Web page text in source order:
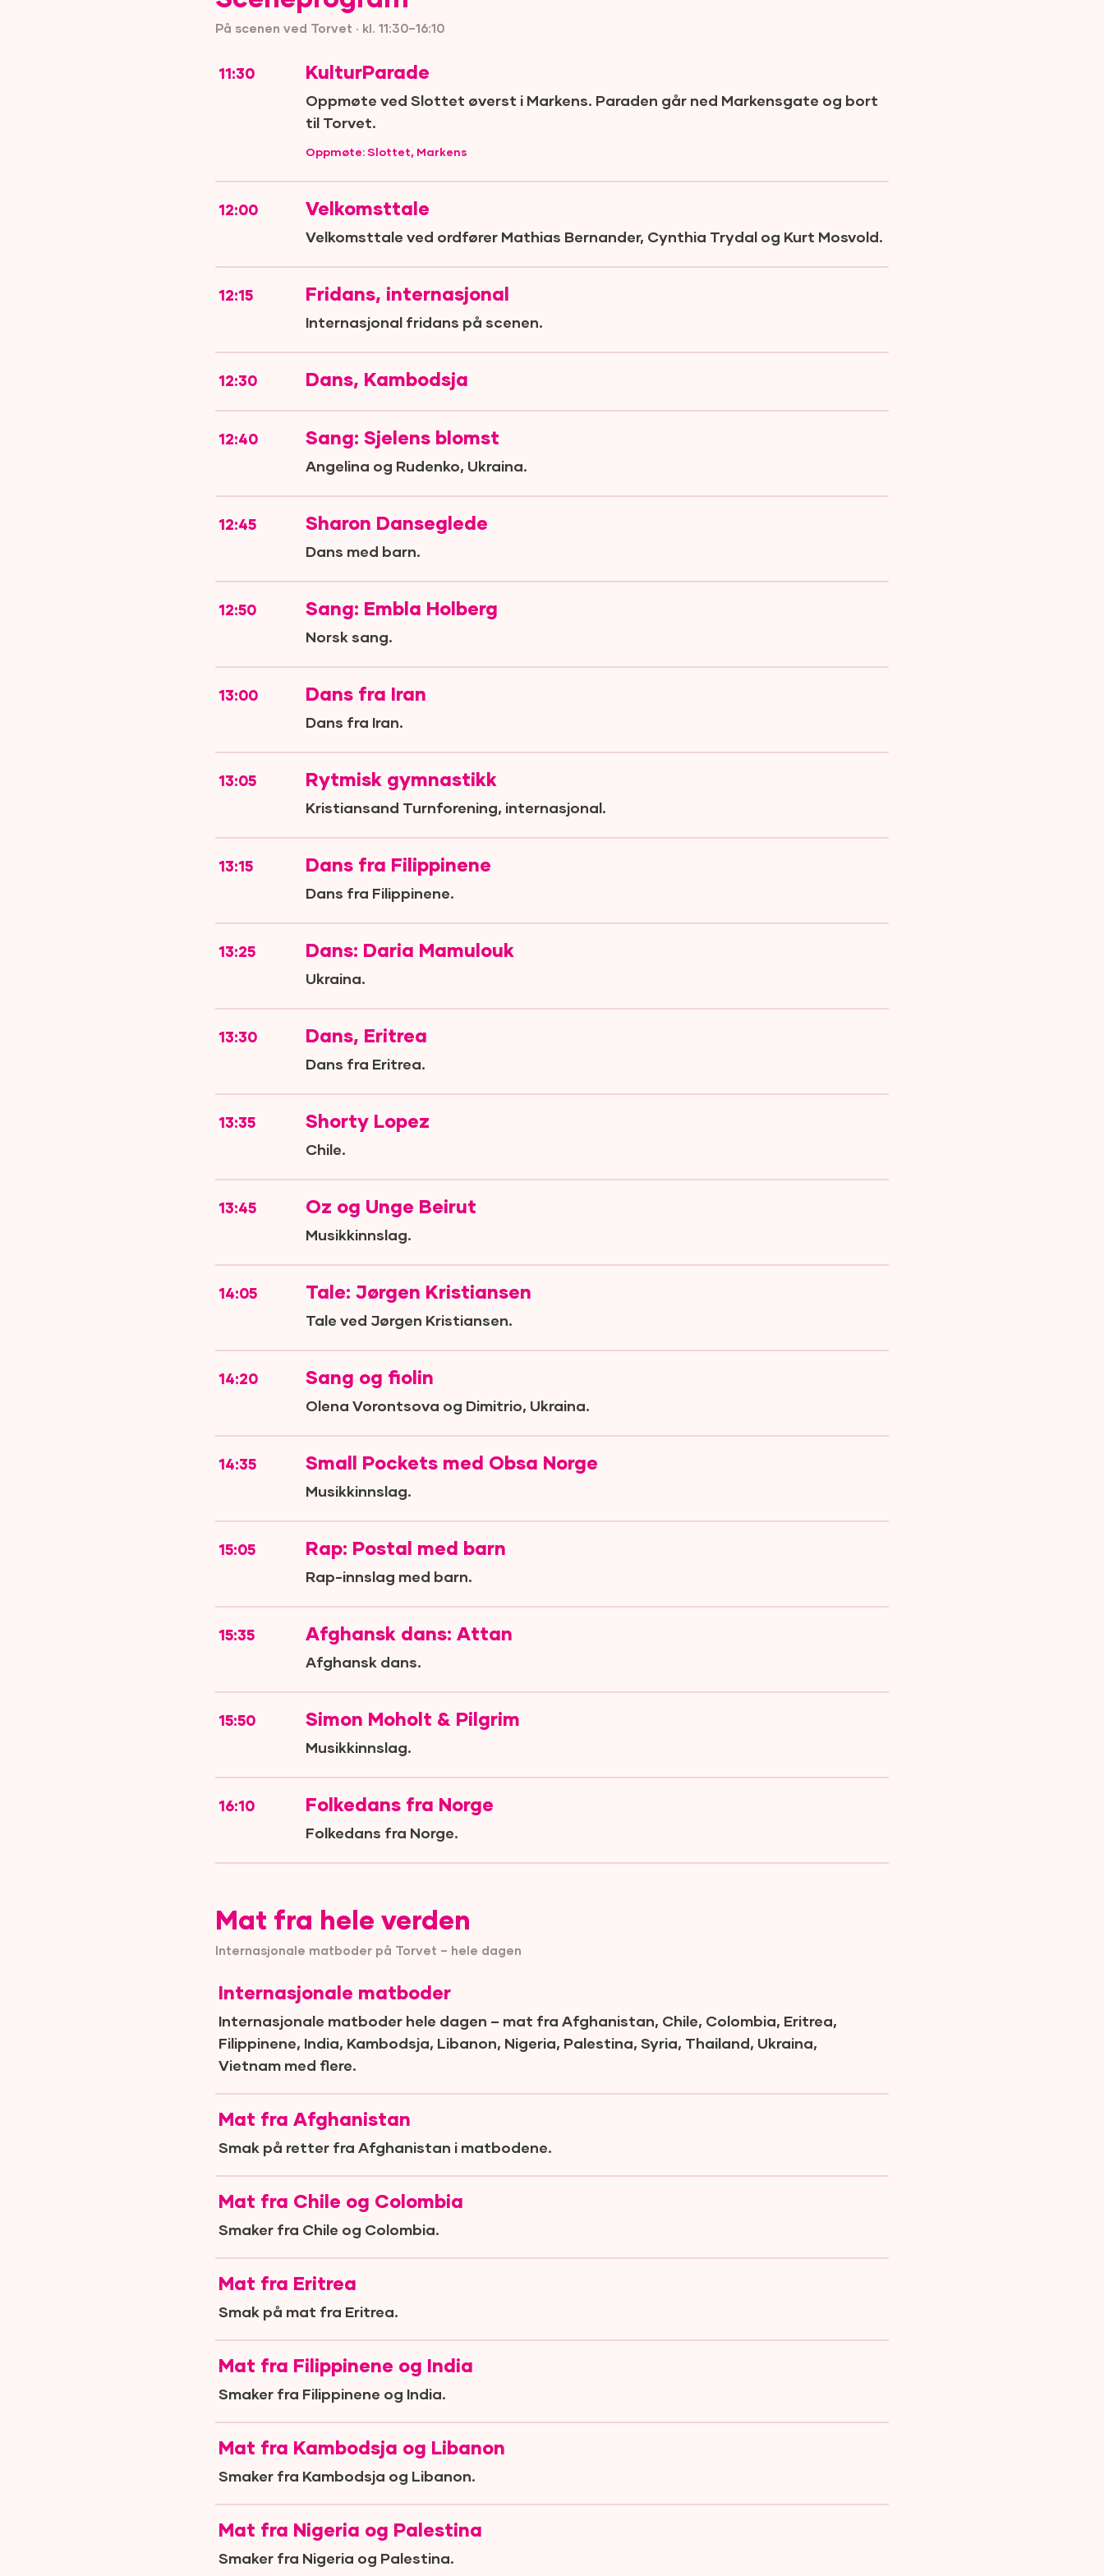
På scenen ved Torvet · kl. 11:30–16:10
11:30 KulturParade
Oppmøte ved Slottet øverst i Markens. Paraden går ned Markensgate og bort
til Torvet.
Oppmøte: Slottet, Markens
12:00 Velkomsttale
Velkomsttale ved ordfører Mathias Bernander, Cynthia Trydal og Kurt Mosvold.
12:15 Fridans, internasjonal
Internasjonal fridans på scenen.
12:30 Dans, Kambodsja
12:40 Sang: Sjelens blomst
Angelina og Rudenko, Ukraina.
12:45 Sharon Danseglede
Dans med barn.
12:50 Sang: Embla Holberg
Norsk sang.
13:00 Dans fra Iran
Dans fra Iran.
13:05 Rytmisk gymnastikk
Kristiansand Turnforening, internasjonal.
13:15 Dans fra Filippinene
Dans fra Filippinene.
13:25 Dans: Daria Mamulouk
Ukraina.
13:30 Dans, Eritrea
Dans fra Eritrea.
13:35 Shorty Lopez
Chile.
13:45 Oz og Unge Beirut
Musikkinnslag.
14:05 Tale: Jørgen Kristiansen
Tale ved Jørgen Kristiansen.
14:20 Sang og fiolin
Olena Vorontsova og Dimitrio, Ukraina.
14:35 Small Pockets med Obsa Norge
Musikkinnslag.
15:05 Rap: Postal med barn
Rap-innslag med barn.
15:35 Afghansk dans: Attan
Afghansk dans.
15:50 Simon Moholt & Pilgrim
Musikkinnslag.
16:10 Folkedans fra Norge
Folkedans fra Norge.
Mat fra hele verden
Internasjonale matboder på Torvet – hele dagen
Internasjonale matboder
Internasjonale matboder hele dagen – mat fra Afghanistan, Chile, Colombia, Eritrea,
Filippinene, India, Kambodsja, Libanon, Nigeria, Palestina, Syria, Thailand, Ukraina,
Vietnam med flere.
Mat fra Afghanistan
Smak på retter fra Afghanistan i matbodene.
Mat fra Chile og Colombia
Smaker fra Chile og Colombia.
Mat fra Eritrea
Smak på mat fra Eritrea.
Mat fra Filippinene og India
Smaker fra Filippinene og India.
Mat fra Kambodsja og Libanon
Smaker fra Kambodsja og Libanon.
Mat fra Nigeria og Palestina
Smaker fra Nigeria og Palestina.